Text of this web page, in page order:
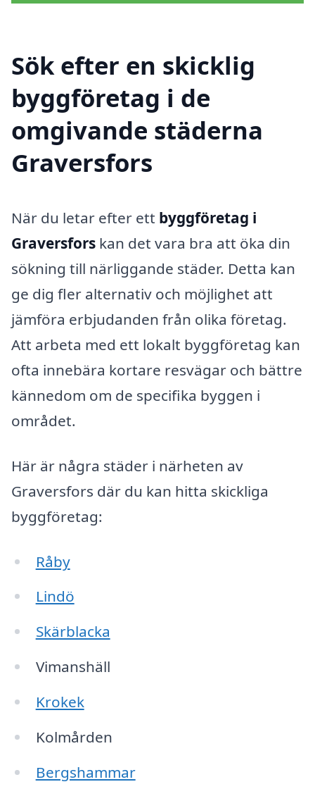
Sök efter en skicklig
byggföretag i de
omgivande städerna
Graversfors
När du letar efter ett byggföretag i
Graversfors kan det vara bra att öka din
sökning till närliggande städer. Detta kan
ge dig fler alternativ och möjlighet att
jämföra erbjudanden från olika företag.
Att arbeta med ett lokalt byggföretag kan
ofta innebära kortare resvägar och bättre
kännedom om de specifika byggen i
området.
Här är några städer i närheten av
Graversfors där du kan hitta skickliga
byggföretag:
Råby
Lindö
Skärblacka
Vimanshäll
Krokek
Kolmården
Bergshammar